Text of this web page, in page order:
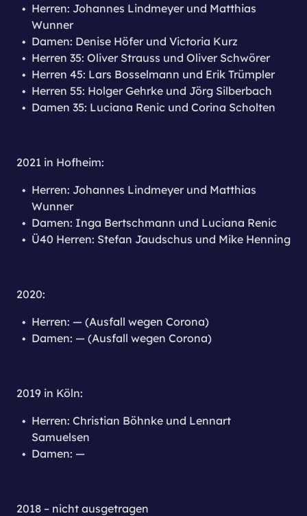
Herren: Johannes Lindmeyer und Matthias
Wunner
Damen: Denise Höfer und Victoria Kurz
Herren 35: Oliver Strauss und Oliver Schwörer
Herren 45: Lars Bosselmann und Erik Trümpler
Herren 55: Holger Gehrke und Jörg Silberbach
​Damen 35: Luciana Renic und Corina Scholten
2021 in Hofheim:
Herren: Johannes Lindmeyer und Matthias
Wunner
Damen: Inga Bertschmann und Luciana Renic
Ü40 Herren: Stefan Jaudschus und Mike Henning
2020:
Herren: — (Ausfall wegen Corona)
Damen: — (Ausfall wegen Corona)
2019 in Köln:
Herren: Christian Böhnke und Lennart
Samuelsen
Damen: —
2018 – nicht ausgetragen